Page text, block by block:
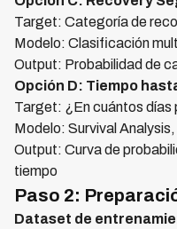
Target: Categoría de
Modelo: Clasificación
Output: Probabilidad de
Opción D: Tiempo
Target: ¿En cuántos días
Modelo: Survival
Output: Curva de
tiempo
Paso 2:
Dataset de